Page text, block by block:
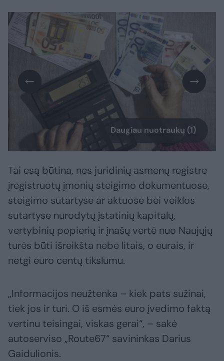
Daugiau nuotraukų (1)
Tai esą būtina, nes juridinių asmenų registre
įregistruotų įmonių steigimo dokumentuose,
steigimo sutartyse ar aktuose bei veiklos
sutartyse nurodytų įstatinių kapitalų,
vertybinių popierių ir įnašų vertė nuo Naujųjų
turės būti išreikšta nebe litais, o eurais, ir
netgi euro centų tikslumu.
„Informacijos neužtenka – kiek pats sužinai,
tiek jos ir turi. O iš esmės euro įvedimo faktą
vertinu teisingai, viskas gerai“, – sakė
autoserviso „Route67“ savininkas Darius
Gaidulionis.